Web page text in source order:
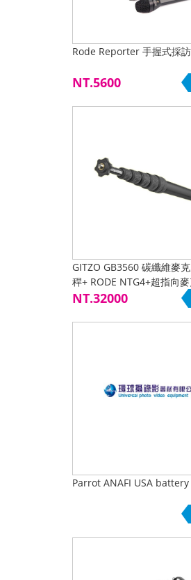
Rode Reporter 手握式採
NT.5600
GITZO GB3560 碳纖維麥
稈+ RODE NTG4+超指向
套組
NT.32000
Parrot ANAFI USA battery